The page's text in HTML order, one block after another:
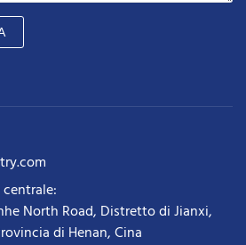
North Road, Distretto di Jianxi,
di Henan, Cina